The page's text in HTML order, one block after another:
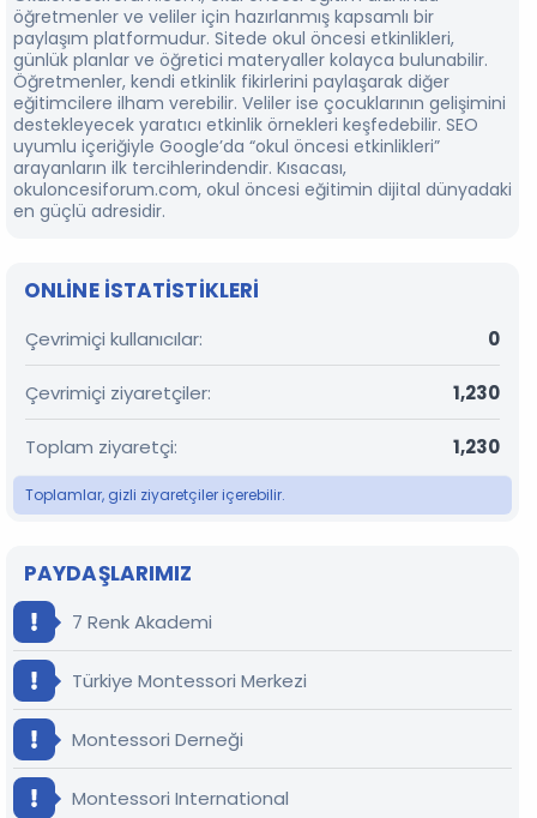
öğretmenler ve veliler için hazırlanmış kapsamlı bir
paylaşım platformudur. Sitede okul öncesi etkinlikleri,
günlük planlar ve öğretici materyaller kolayca bulunabilir.
Öğretmenler, kendi etkinlik fikirlerini paylaşarak diğer
eğitimcilere ilham verebilir. Veliler ise çocuklarının gelişimini
destekleyecek yaratıcı etkinlik örnekleri keşfedebilir. SEO
uyumlu içeriğiyle Google’da “okul öncesi etkinlikleri”
arayanların ilk tercihlerindendir. Kısacası,
okuloncesiforum.com, okul öncesi eğitimin dijital dünyadaki
en güçlü adresidir.
ONLINE ISTATISTIKLERI
Çevrimiçi kullanıcılar 0
Çevrimiçi ziyaretçiler 1,230
Toplam ziyaretçi 1,230
Toplamlar, gizli ziyaretçiler içerebilir.
PAYDAŞLARIMIZ
7 Renk Akademi
Türkiye Montessori Merkezi
Montessori Derneği
Montessori International